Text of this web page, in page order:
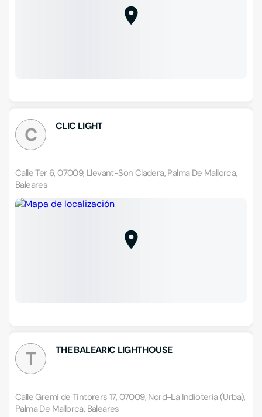
C CLIC LIGHT
Calle Ter 6, 07009, Llevant-Son Cladera, Palma De Mallorca,
Baleares
T THE BALEARIC LIGHTHOUSE
Calle Gremi de Tintorers 17, 07009, Nord-La Indioteria (Urba),
Palma De Mallorca, Baleares